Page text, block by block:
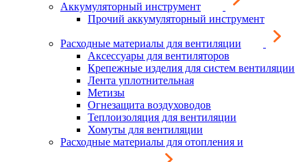
Аккумуляторный инструмент
Прочий аккумуляторный инструмент
Расходные материалы для вентиляции
Аксессуары для вентиляторов
Крепежные изделия для систем вентиляции
Лента уплотнительная
Метизы
Огнезащита воздуховодов
Теплоизоляция для вентиляции
Хомуты для вентиляции
Расходные материалы для отопления и